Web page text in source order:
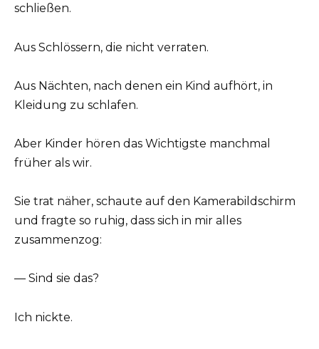
schließen.
Aus Schlössern, die nicht verraten.
Aus Nächten, nach denen ein Kind aufhört, in
Kleidung zu schlafen.
Aber Kinder hören das Wichtigste manchmal
früher als wir.
Sie trat näher, schaute auf den Kamerabildschirm
und fragte so ruhig, dass sich in mir alles
zusammenzog:
— Sind sie das?
Ich nickte.